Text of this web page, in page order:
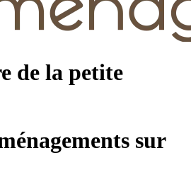
de la petite
sur